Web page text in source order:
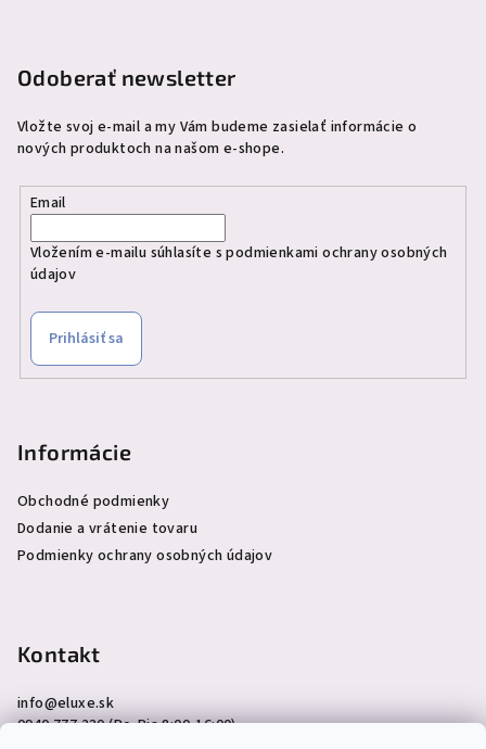
Odoberať newsletter
Vložte svoj e-mail a my Vám budeme zasielať informácie o
nových produktoch na našom e-shope.
Email
Vložením e-mailu súhlasíte spodmienkami ochrany osobných
údajov
Prihlásiť sa
Informácie
Obchodné podmienky
Dodanie a vrátenie tovaru
Podmienky ochrany osobných údajov
Kontakt
info@eluxe.sk
0940 777 230 (Po-Pia 8:00-16:00)